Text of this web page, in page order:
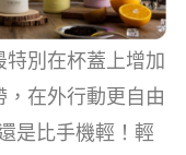
特別在杯蓋上增加
在外行動更自由
是比手機輕！輕